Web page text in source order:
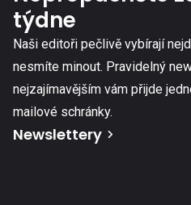
týdne
Naši editoři pečlivě vybírají
nesmíte minout. Pravidelný
nejzajímavějším vám přijde
mailové schránky.
Newslettery